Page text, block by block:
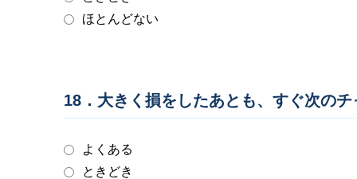
ほとんどない
18．大きく損をしたあとも、すぐ次の
よくある
ときどき